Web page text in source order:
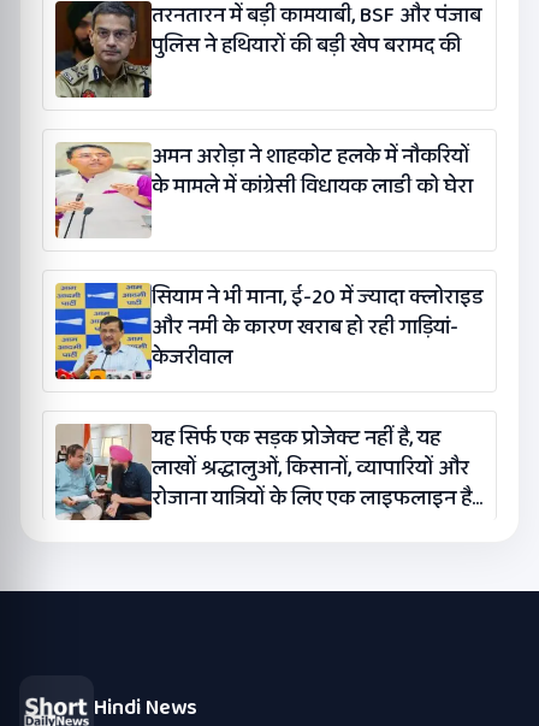
तरनतारन में बड़ी कामयाबी, BSF और पंजाब
पुलिस ने हथियारों की बड़ी खेप बरामद की
अमन अरोड़ा ने शाहकोट हलके में नौकरियों
के मामले में कांग्रेसी विधायक लाडी को घेरा
सियाम ने भी माना, ई-20 में ज्यादा क्लोराइड
और नमी के कारण खराब हो रही गाड़ियां-
केजरीवाल
यह सिर्फ एक सड़क प्रोजेक्ट नहीं है, यह
लाखों श्रद्धालुओं, किसानों, व्यापारियों और
रोजाना यात्रियों के लिए एक लाइफलाइन है:
Hindi News